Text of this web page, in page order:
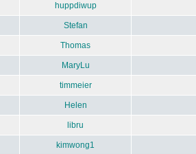
huppdiwup
Stefan
Thomas
MaryLu
timmeier
Helen
libru
kimwong1